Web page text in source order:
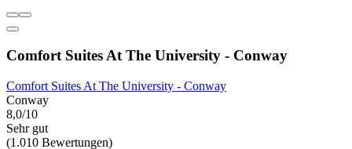
Comfort Suites At The University - Conway
Comfort Suites At The University - Conway
Conway
8,0/10
Sehr gut
(1.010 Bewertungen)